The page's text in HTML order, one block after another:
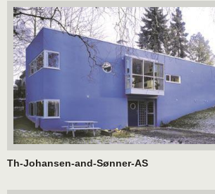
Th-Johansen-and-Sønner-AS